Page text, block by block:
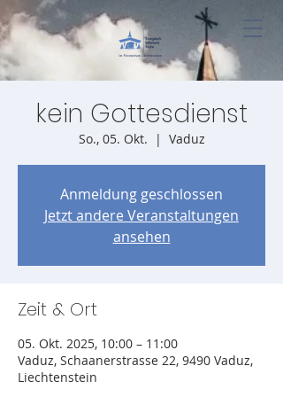
kein Gottesdienst
So., 05. Okt.
  |
Vaduz
Anmeldung geschlossen
Jetzt andere Veranstaltungen
ansehen
Zeit & Ort
05. Okt. 2025, 10:00 – 11:00
Vaduz, Schaanerstrasse 22, 9490 Vaduz,
Liechtenstein